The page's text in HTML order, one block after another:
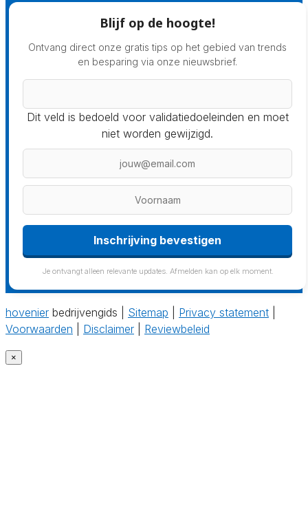
Blijf op de hoogte!
Ontvang direct onze gratis tips op het gebied van trends
en besparing via onze nieuwsbrief.
Dit veld is bedoeld voor validatiedoeleinden en moet
niet worden gewijzigd.
Inschrijving bevestigen
Je ontvangt alleen relevante updates. Afmelden kan op elk moment.
hovenier bedrijvengids | Sitemap Privacy statement
Voorwaarden
Disclaimer Reviewbeleid
×